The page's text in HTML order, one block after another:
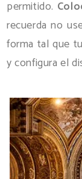
permitido.
recuerda no
forma tal que
y configura el